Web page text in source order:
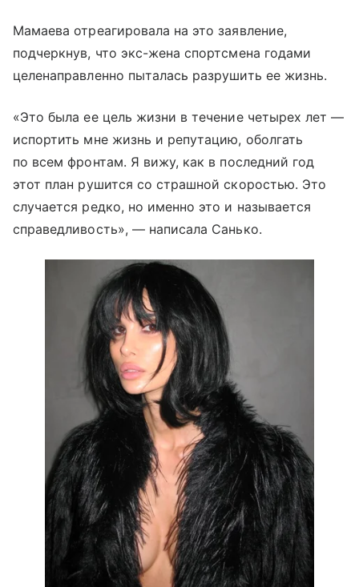
Мамаева отреагировала на это заявление,
подчеркнув, что экс-жена спортсмена годами
целенаправленно пыталась разрушить ее жизнь.
«Это была ее цель жизни в течение четырех лет —
испортить мне жизнь и репутацию, оболгать
по всем фронтам. Я вижу, как в последний год
этот план рушится со страшной скоростью. Это
случается редко, но именно это и называется
справедливость», — написала Санько.